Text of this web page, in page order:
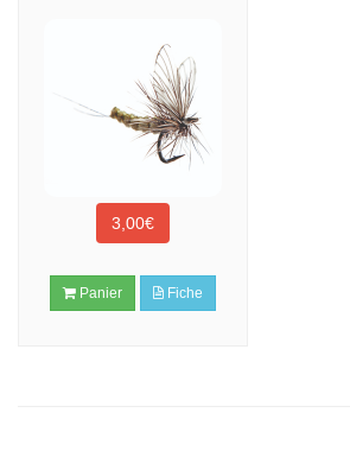
3,00€
Panier Fiche